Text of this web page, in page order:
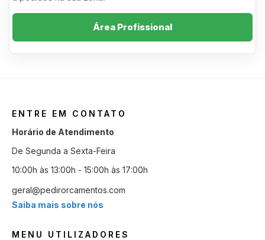
Área Profissional
ENTRE EM CONTATO
Horário de Atendimento
De Segunda a Sexta-Feira
10:00h às 13:00h - 15:00h às 17:00h
geral@pedirorcamentos.com
Saiba mais sobre nós
MENU UTILIZADORES